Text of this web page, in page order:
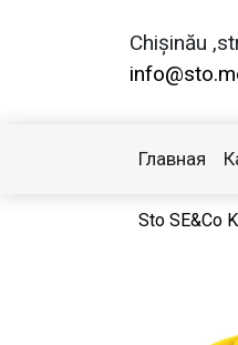
Chișinău
Главная
Sto SE&Co